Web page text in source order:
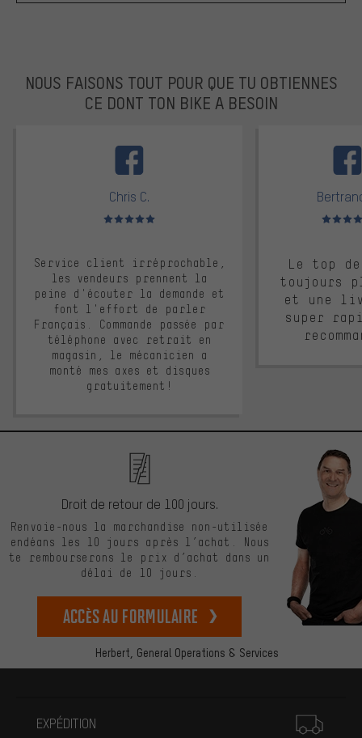
NOUS FAISONS TOUT POUR QUE TU OBTIENNES
CE DONT TON BIKE A BESOIN
Chris C.
Note moyenne : 5 sur 5
Service client irréprochable,
les vendeurs prennent la
peine d'écouter la demande et
font l'effort de parler
Français. Commande passée par
téléphone avec retrait en
magasin, le mécanicien a
monté mes axes et disques
gratuitement!
Note
Le top
toujours
et une
super
Herbert, General Operations & Services
Droit de retour de 100 jours.
Renvoie-nous la marchandise non-utilisée
endéans les 10 jours après l’achat. Nous
te rembourserons le prix d’achat dans un
délai de 10 jours.
Accès au formulaire
EXPÉDITION